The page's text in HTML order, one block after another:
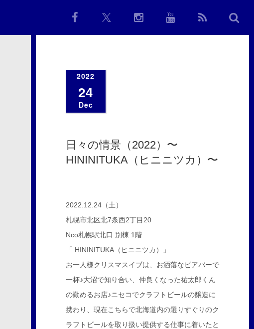
2022
24
Dec
日々の情景（2022）〜
HININITUKA（ヒニニツカ）〜
2022.12.24（土）
札幌市北区北7条西2丁目20
Nco札幌駅北口 別棟 1階
「 HININITUKA（ヒニニツカ）」
お一人様クリスマスイブは、お洒落なビアバーで
一杯♪大沼で知り合い、仲良くなった祐太郎くん
の勤めるお店♪ニセコでクラフトビールの醸造に
携わり、現在こちらで北海道内の選りすぐりのク
ラフトビールを取り扱い提供する仕事に着いたと